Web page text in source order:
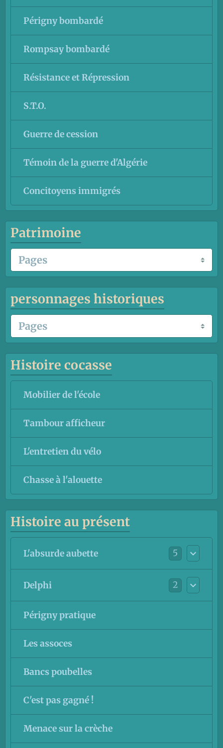
Périgny bombardé
Rompsay bombardé
Résistance et Répression
S.T.O.
Guerre de cession
Témoin de la guerre d'Algérie
Concitoyens immigrés
Patrimoine
personnages historiques
Histoire cocasse
Mobilier de l'école
Tambour afficheur
L'entretien du vélo
Chasse à l'alouette
Histoire au présent
L'absurde aubette 5
Delphi 2
Périgny pratique
Les assoces
Bancs poubelles
C'est pas gagné !
Menace sur la crèche